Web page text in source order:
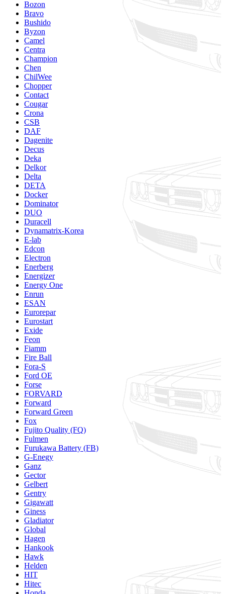
Bozon
Bravo
Bushido
Byzon
Camel
Centra
Champion
Chen
ChilWee
Chopper
Contact
Cougar
Crona
CSB
DAF
Dagenite
Decus
Deka
Delkor
Delta
DETA
Docker
Dominator
DUO
Duracell
Dynamatrix-Korea
E-lab
Edcon
Electron
Enerberg
Energizer
Energy One
Enrun
ESAN
Eurorepar
Eurostart
Exide
Feon
Fiamm
Fire Ball
Fora-S
Ford OE
Forse
FORVARD
Forward
Forward Green
Fox
Fujito Quality (FQ)
Fulmen
Furukawa Battery (FB)
G-Enegy
Ganz
Gector
Gelbert
Gentry
Gigawatt
Giness
Gladiator
Global
Hagen
Hankook
Hawk
Helden
HIT
Hitec